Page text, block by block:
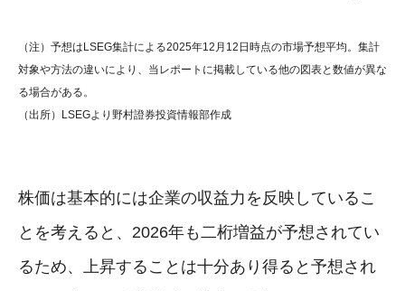
（注）予想はLSEG集計による2025年12月12日時点の市場予想平均。集計
対象や方法の違いにより、当レポートに掲載している他の図表と数値が異な
る場合がある。
（出所）LSEGより野村證券投資情報部作成
株価は基本的には企業の収益力を反映しているこ
とを考えると、2026年も二桁増益が予想されてい
るため、上昇することは十分あり得ると予想され